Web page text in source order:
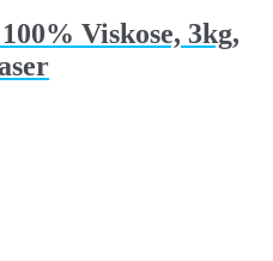
Viskose, 3kg,